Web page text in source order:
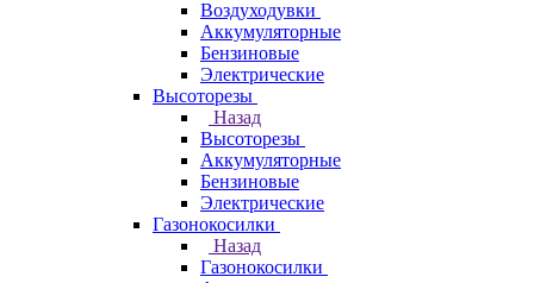
Воздуходувки
Аккумуляторные
Бензиновые
Электрические
Высоторезы
Назад
Высоторезы
Аккумуляторные
Бензиновые
Электрические
Газонокосилки
Назад
Газонокосилки